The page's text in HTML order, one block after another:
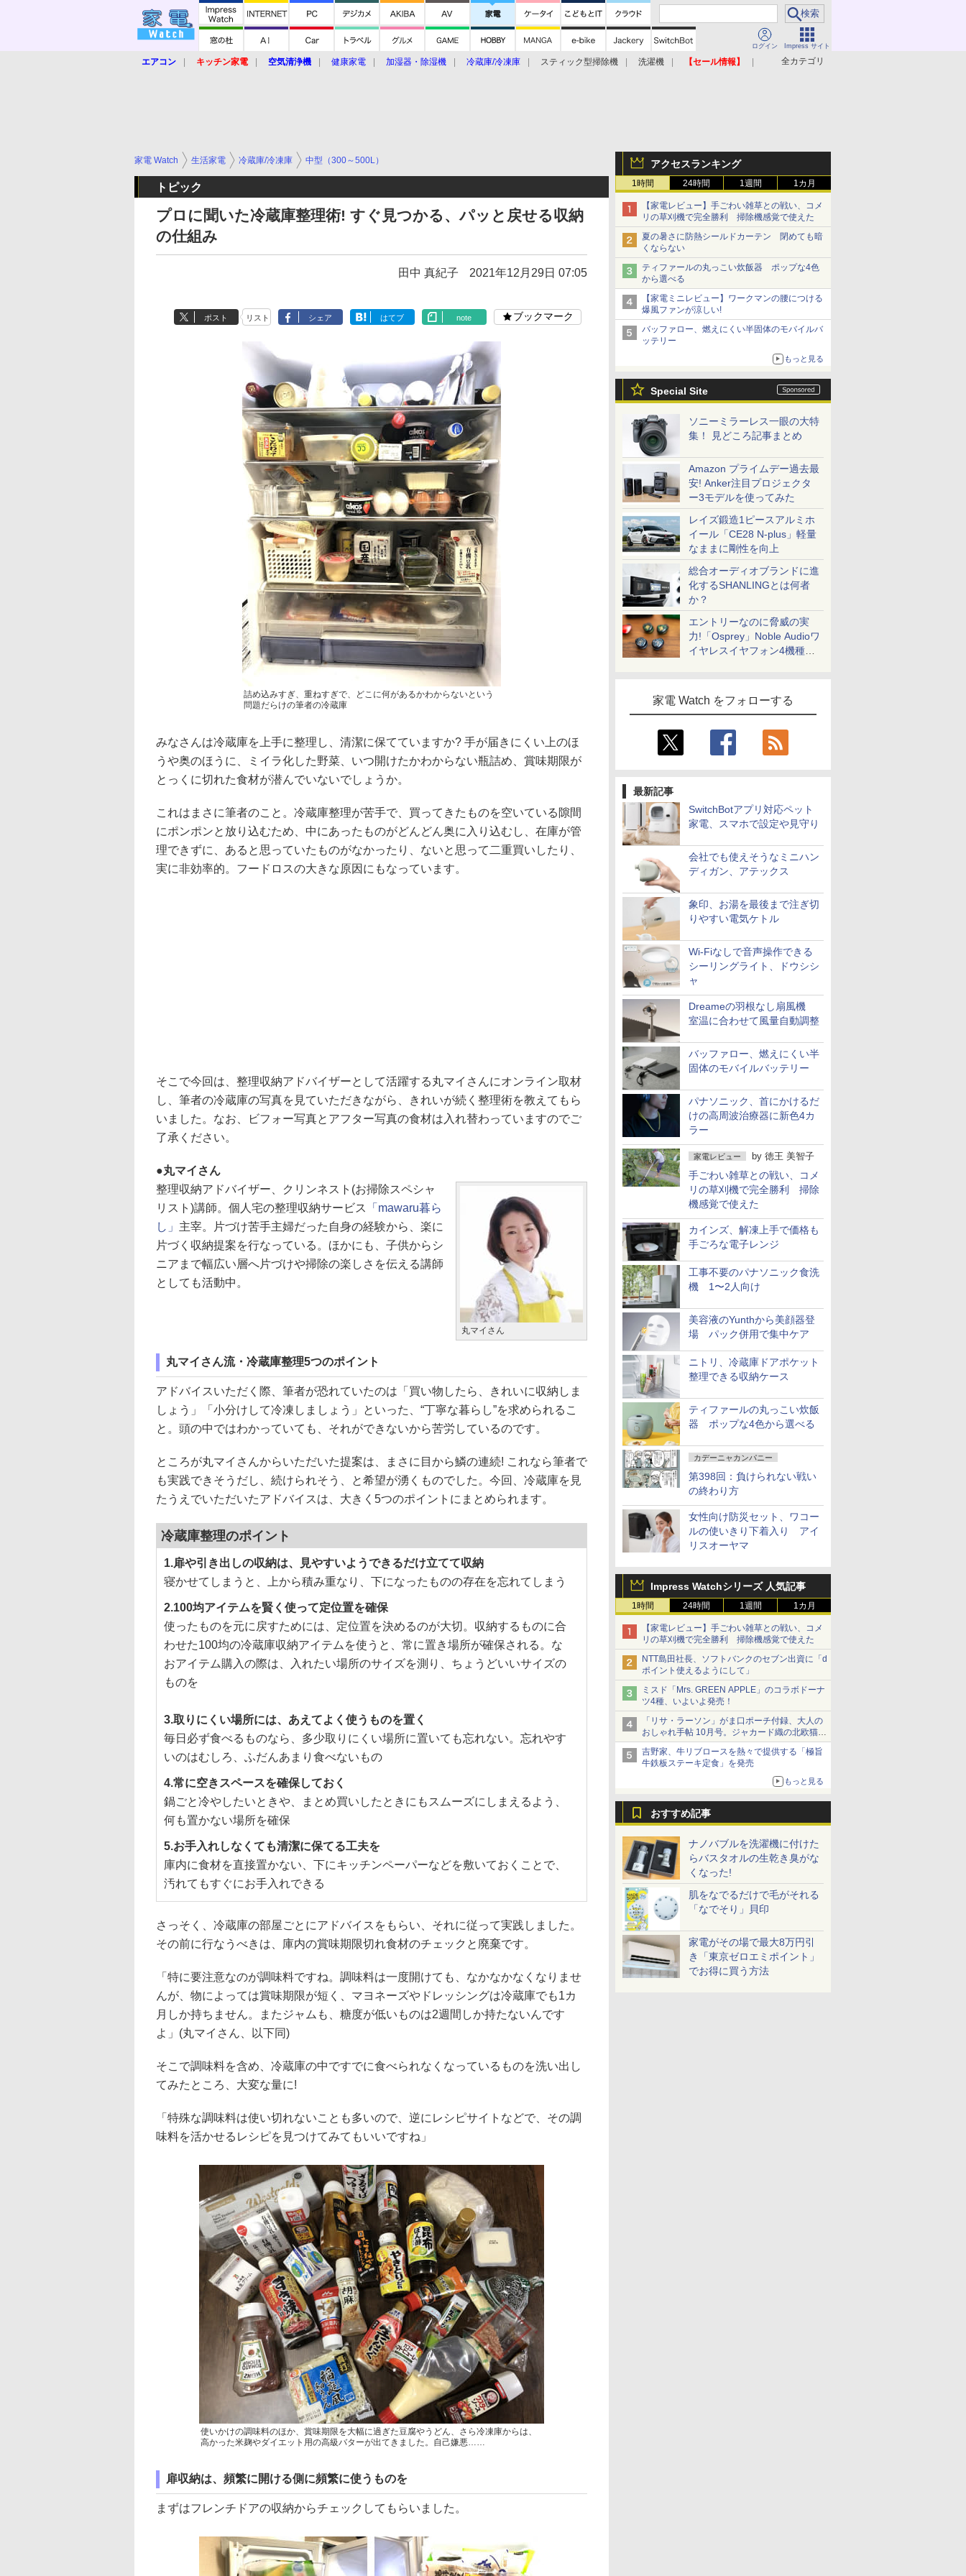
ログイン Impress サイト
全カテゴリ
エアコン キッチン家電 空気清浄機 健康家電 加湿器・除湿機 冷蔵庫/冷凍庫 スティック型掃除機 洗濯機
【セール情報】
アクセスランキング
1時間 24時間 1週間 1カ月
【家電レビュー】手ごわい雑草との戦い、コメ
リの草刈機で完全勝利 掃除機感覚で使えた
夏の暑さに防熱シールドカーテン 閉めても暗
くならない
ティファールの丸っこい炊飯器 ポップな4色
から選べる
【家電ミニレビュー】ワークマンの腰につける
爆風ファンが涼しい!
バッファロー、燃えにくい半固体のモバイルバ
ッテリー
もっと見る
Special Site
ソニーミラーレス一眼の大特
集！ 見どころ記事まとめ
Amazon プライムデー過去最
安! Anker注目プロジェクタ
ー3モデルを使ってみた
レイズ鍛造1ピースアルミホ
イール「CE28 N-plus」軽量
なままに剛性を向上
総合オーディオブランドに進
化するSHANLINGとは何者
か？
エントリーなのに脅威の実
力!「Osprey」Noble Audioワ
イヤレスイヤフォン4機種を
家電 Watch をフォローする
最新記事
SwitchBotアプリ対応ペット
家電、スマホで設定や見守り
会社でも使えそうなミニハン
ディガン、アテックス
象印、お湯を最後まで注ぎ切
りやすい電気ケトル
Wi-Fiなしで音声操作できる
シーリングライト、ドウシシ
ャ
Dreameの羽根なし扇風機
室温に合わせて風量自動調整
バッファロー、燃えにくい半
固体のモバイルバッテリー
パナソニック、首にかけるだ
けの高周波治療器に新色4カ
ラー
家電レビュー by 徳王 美智子
手ごわい雑草との戦い、コメ
リの草刈機で完全勝利 掃除
機感覚で使えた
カインズ、解凍上手で価格も
手ごろな電子レンジ
工事不要のパナソニック食洗
機 1〜2人向け
美容液のYunthから美顔器登
場 パック併用で集中ケア
ニトリ、冷蔵庫ドアポケット
整理できる収納ケース
ティファールの丸っこい炊飯
器 ポップな4色から選べる
カデーニャカンパニー
第398回：負けられない戦い
の終わり方
女性向け防災セット、ワコー
ルの使いきり下着入り アイ
リスオーヤマ
Impress Watchシリーズ 人気記事
1時間 24時間 1週間 1カ月
【家電レビュー】手ごわい雑草との戦い、コメ
リの草刈機で完全勝利 掃除機感覚で使えた
NTT島田社長、ソフトバンクのセブン出資に「d
ポイント使えるようにして」
ミスド「Mrs. GREEN APPLE」のコラボドーナ
ツ4種、いよいよ発売！
「リサ・ラーソン」がま口ポーチ付録、大人の
おしゃれ手帖 10月号。ジャカード織の北欧猫デ
ザイン
吉野家、牛リブロースを熱々で提供する「極旨
牛鉄板ステーキ定食」を発売
もっと見る
おすすめ記事
ナノバブルを洗濯機に付けた
らバスタオルの生乾き臭がな
くなった!
肌をなでるだけで毛がそれる
「なでそり」貝印
家電がその場で最大8万円引
き「東京ゼロエミポイント」
でお得に買う方法
家電 Watch 生活家電 冷蔵庫/冷凍庫 中型（300～500L）
トピック
プロに聞いた冷蔵庫整理術! すぐ見つかる、パッと戻せる収納
の仕組み
田中 真紀子 2021年12月29日 07:05
ポスト リスト シェア はてブ note ブックマーク
詰め込みすぎ、重ねすぎで、どこに何があるかわからないという
問題だらけの筆者の冷蔵庫
みなさんは冷蔵庫を上手に整理し、清潔に保てていますか? 手が届きにくい上のほ
うや奥のほうに、ミイラ化した野菜、いつ開けたかわからない瓶詰め、賞味期限が
とっくに切れた食材が潜んでいないでしょうか。
これはまさに筆者のこと。冷蔵庫整理が苦手で、買ってきたものを空いている隙間
にポンポンと放り込むため、中にあったものがどんどん奥に入り込むし、在庫が管
理できずに、あると思っていたものがなかったり、ないと思って二重買いしたり、
実に非効率的。フードロスの大きな原因にもなっています。
そこで今回は、整理収納アドバイザーとして活躍する丸マイさんにオンライン取材
し、筆者の冷蔵庫の写真を見ていただきながら、きれいが続く整理術を教えてもら
いました。なお、ビフォー写真とアフター写真の食材は入れ替わっていますのでご
了承ください。
丸マイさん
丸マイさん
整理収納アドバイザー、クリンネスト(お掃除スペシャ
リスト)講師。個人宅の整理収納サービス
「mawaru暮ら
し」 主宰。片づけ苦手主婦だった自身の経験から、楽に
片づく収納提案を行なっている。ほかにも、子供からシ
ニアまで幅広い層へ片づけや掃除の楽しさを伝える講師
としても活動中。
丸マイさん流・冷蔵庫整理5つのポイント
アドバイスいただく際、筆者が恐れていたのは「買い物したら、きれいに収納しま
しょう」「小分けして冷凍しましょう」といった、“丁寧な暮らし”を求められるこ
と。頭の中ではわかっていても、それができないから苦労しているのです。
ところが丸マイさんからいただいた提案は、まさに目から鱗の連続! これなら筆者で
も実践できそうだし、続けられそう、と希望が湧くものでした。今回、冷蔵庫を見
たうえでいただいたアドバイスは、大きく5つのポイントにまとめられます。
冷蔵庫整理のポイント
1.扉や引き出しの収納は、見やすいようできるだけ立てて収納
寝かせてしまうと、上から積み重なり、下になったものの存在を忘れてしまう
2.100均アイテムを賢く使って定位置を確保
使ったものを元に戻すためには、定位置を決めるのが大切。収納するものに合
わせた100均の冷蔵庫収納アイテムを使うと、常に置き場所が確保される。な
おアイテム購入の際は、入れたい場所のサイズを測り、ちょうどいいサイズの
ものを
3.取りにくい場所には、あえてよく使うものを置く
毎日必ず食べるものなら、多少取りにくい場所に置いても忘れない。忘れやす
いのはむしろ、ふだんあまり食べないもの
4.常に空きスペースを確保しておく
鍋ごと冷やしたいときや、まとめ買いしたときにもスムーズにしまえるよう、
何も置かない場所を確保
5.お手入れしなくても清潔に保てる工夫を
庫内に食材を直接置かない、下にキッチンペーパーなどを敷いておくことで、
汚れてもすぐにお手入れできる
さっそく、冷蔵庫の部屋ごとにアドバイスをもらい、それに従って実践しました。
その前に行なうべきは、庫内の賞味期限切れ食材のチェックと廃棄です。
「特に要注意なのが調味料ですね。調味料は一度開けても、なかなかなくなりませ
んが、物によっては賞味期限が短く、マヨネーズやドレッシングは冷蔵庫でも1カ
月しか持ちません。またジャムも、糖度が低いものは2週間しか持たないんです
よ」(丸マイさん、以下同)
そこで調味料を含め、冷蔵庫の中ですでに食べられなくなっているものを洗い出し
てみたところ、大変な量に!
「特殊な調味料は使い切れないことも多いので、逆にレシピサイトなどで、その調
味料を活かせるレシピを見つけてみてもいいですね」
使いかけの調味料のほか、賞味期限を大幅に過ぎた豆腐やうどん、さら冷凍庫からは、
高かった米麹やダイエット用の高級バターが出てきました。自己嫌悪……
扉収納は、頻繁に開ける側に頻繁に使うものを
まずはフレンチドアの収納からチェックしてもらいました。